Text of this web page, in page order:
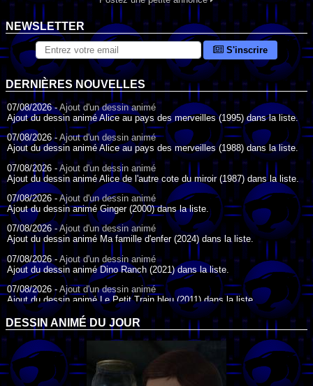
NEWSLETTER
S'inscrire
DERNIÈRES NOUVELLES
07/08/2026 -Ajout d'un dessin animé
Ajout du dessin animé Alice au pays des merveilles (1995) dans la liste.
07/08/2026 - Ajout d'un dessin animé
Ajout du dessin animé Alice au pays des merveilles (1988) dans la liste.
07/08/2026 - Ajout d'un dessin animé
Ajout du dessin animé Alice de l'autre cote du miroir (1987) dans la liste.
07/08/2026 - Ajout d'un dessin animé
Ajout du dessin animé Ginger (2000) dans la liste.
07/08/2026 -Ajout d'un dessin animé
Ajout du dessin animé Ma famille d'enfer (2024) dans la liste.
07/08/2026 -Ajout d'un dessin animé
Ajout du dessin animé Dino Ranch (2021) dans la liste.
07/08/2026 - Ajout d'un dessin animé
Ajout du dessin animé Le Petit Train bleu (2011) dans la liste.
07/08/2026 -Ajout d'un dessin animé
Ajout du dessin animé Agent Spécial Oso (2009) dans la liste.
17/07/2026 -Ajout d'un dessin animé
Ajout du dessin animé Peter Pan (1988) dans la liste.
17/07/2026 -Ajout d'un dessin animé
DESSIN ANIMÉ DU JOUR